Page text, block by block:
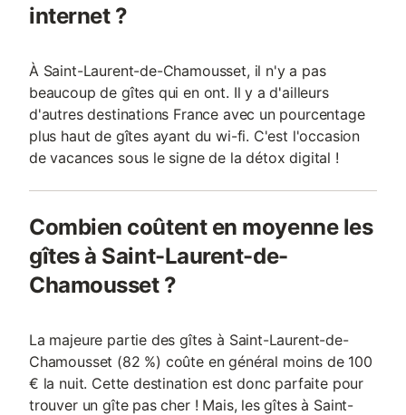
internet ?
À Saint-Laurent-de-Chamousset, il n'y a pas
beaucoup de gîtes qui en ont. Il y a d'ailleurs
d'autres destinations France avec un pourcentage
plus haut de gîtes ayant du wi-fi. C'est l'occasion
de vacances sous le signe de la détox digital !
Combien coûtent en moyenne les
gîtes à Saint-Laurent-de-
Chamousset ?
La majeure partie des gîtes à Saint-Laurent-de-
Chamousset (82 %) coûte en général moins de 100
€ la nuit. Cette destination est donc parfaite pour
trouver un gîte pas cher ! Mais, les gîtes à Saint-